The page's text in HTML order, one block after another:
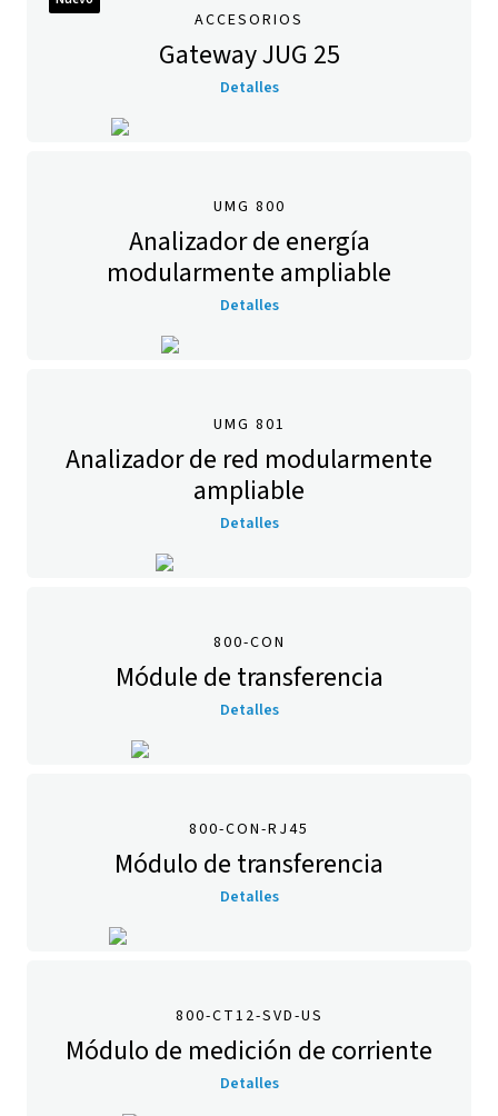
ACCESORIOS
Gateway JUG 25
Detalles
UMG 800
Analizador de energía
modularmente ampliable
Detalles
UMG 801
Analizador de red modularmente
ampliable
Detalles
800-CON
Módule de transferencia
Detalles
800-CON-RJ45
Módulo de transferencia
Detalles
800-CT12-SVD-US
Módulo de medición de corriente
Detalles